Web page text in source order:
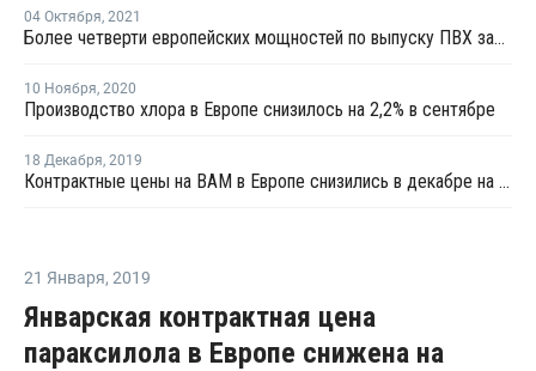
04 Октября, 2021
Более четверти европейских мощностей по выпуску ПВХ закрыты на ремонт
10 Ноября, 2020
Производство хлора в Европе снизилось на 2,2% в сентябре
18 Декабря, 2019
Контрактные цены на ВАМ в Европе снизились в декабре на EUR10 за тонну
21 Января, 2019
Январская контрактная цена
параксилола в Европе снижена на